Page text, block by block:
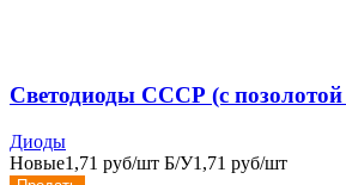
Светодиоды СССР (с
Диоды
Новые1,71 руб/шт Б/У1,71 руб/шт